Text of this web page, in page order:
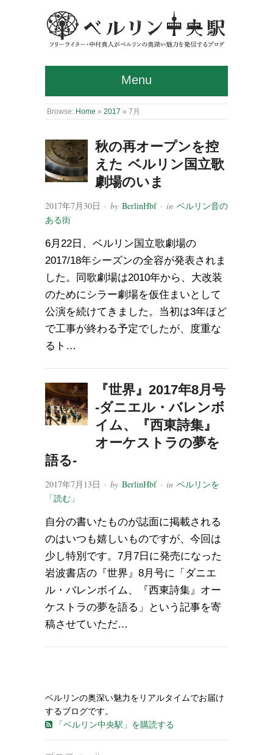
Menu
Browse: Home » 2017 » 7月
秋の再オープンを控
えた ベルリン国立歌
劇場のいま
2017年7月30日 · by BerlinHbf· in ベルリン音の
ある街
6月22日、ベルリン国立歌劇場の
2017/18年シーズンの全容が発表されま
した。同歌劇場は2010年から、大改装
のためにシラー劇場を仮住まいとして
公演を続けてきました。当初は3年ほど
で工事が終わる予定でしたが、度重な
るト…
『世界』2017年8月号
-ダニエル・バレンボ
イム、『西東詩集』
オーケストラの夢を
語る-
2017年7月13日 · by BerlinHbf· in ベルリンを
「読む」
自分の書いたものが誌面に掲載される
のはいつも嬉しいものですが、今回は
少し特別です。7月7日に発売になった
岩波書店の『世界』8月号に「ダニエ
ル・バレンボイム、『西東詩集』オー
ケストラの夢を語る」という記事を寄
稿させていただ…
ベルリンの奥深い魅力をリアルタイムでお届け
するブログです。
「ベルリン中央駅」を購読する